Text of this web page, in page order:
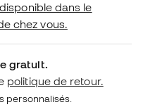
dans le
chez vous.
gratuit.
politique de retour.
personnalisés.